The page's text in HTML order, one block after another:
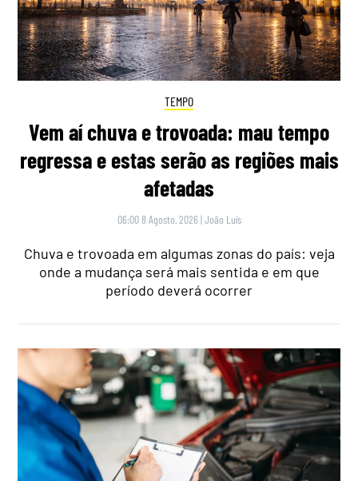
TEMPO
Vem aí chuva e trovoada: mau tempo
regressa e estas serão as regiões mais
afetadas
06:00 8 Agosto, 2026 |João Luís
Chuva e trovoada em algumas zonas do país: veja
onde a mudança será mais sentida e em que
período deverá ocorrer